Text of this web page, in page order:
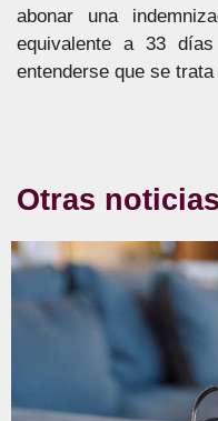
abonar una
equivalente a 33
entenderse que se
Otras